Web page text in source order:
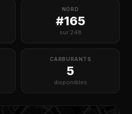
NORD
#165
sur 248
CARBURANTS
5
disponibles